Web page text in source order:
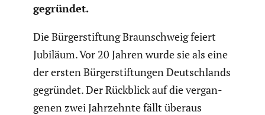
gegründet.
Die Bürger­stif­tung Braun­schweig feiert
Jubiläum. Vor 20 Jahren wurde sie als eine
der ersten Bürger­stif­tungen Deutsch­lands
gegründet. Der Rückblick auf die vergan­
genen zwei Jahrzehnte fällt überaus